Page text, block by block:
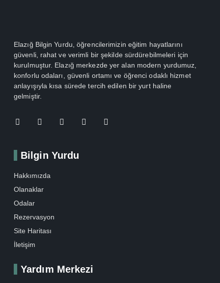
Elazığ Bilgin Yurdu , öğrencilerimizin eğitim hayatlarını
güvenli, rahat ve verimli bir şekilde sürdürebilmeleri için
kurulmuştur. Elazığ merkezde yer alan modern yurdumuz,
konforlu odaları, güvenli ortamı ve öğrenci odaklı hizmet
anlayışıyla kısa sürede tercih edilen bir yurt haline
gelmiştir.
Bilgin Yurdu
Hakkımızda
Olanaklar
Odalar
Rezervasyon
Site Haritası
İletişim
Yardım Merkezi